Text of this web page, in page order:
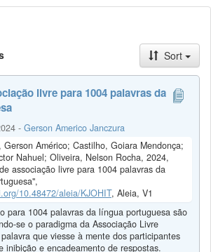
Sort
livre para 1004 palavras da
- Gerson Americo Janczura
Gerson Américo; Castilho, Goiara Mendonça;
Nahuel; Oliveira, Nelson Rocha, 2024,
associação livre para 1004 palavras da
10.48472/aleia/KJOHIT, Aleia, V1
para 1004 palavras da língua portuguesa são
se o paradigma da Associação Livre
que viesse à mente dos participantes
inibição e encadeamento de respostas.